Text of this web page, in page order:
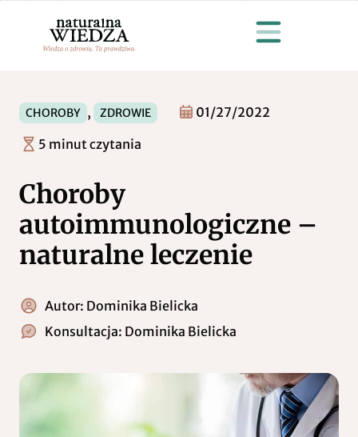
CHOROBY , ZDROWIE
01/27/2022
5 minut czytania
Choroby
autoimmunologiczne –
naturalne leczenie
Autor: Dominika Bielicka
Konsultacja: Dominika Bielicka